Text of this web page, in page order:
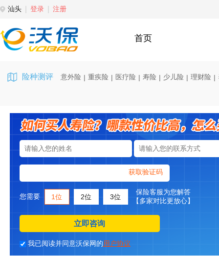
汕头 登录 注册
首页
险种测评 意外险 | 重疾险 | 医疗险 | 寿险 | 少儿险 | 理财险 |
获取验证码
您需要 1位 2位 3位
保险客服为您解答
【多家对比更放心】
立即咨询
我已阅读并同意沃保网的用户协议